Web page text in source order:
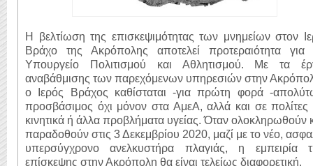
Η βελτίωση της επισκεψιμότητας των μνημείων στον
Βράχο της Ακρόπολης αποτελεί προτεραιότητα για
Υπουργείο Πολιτισμού και Αθλητισμού. Με τα
αναβάθμισης των παρεχόμενων υπηρεσιών στην
ο Ιερός Βράχος καθίσταται -για πρώτη φορά -
προσβάσιμος όχι μόνον στα ΑμεΑ, αλλά και σε πολίτες
κινητικά ή άλλα προβλήματα υγείας. Όταν ολοκληρωθούν
παραδοθούν στις 3 Δεκεμβρίου 2020, μαζί με το νέο,
υπερσύγχρονο ανελκυστήρα πλαγιάς, η εμπειρία
επίσκεψης στην Ακρόπολη θα είναι τελείως διαφορετική.